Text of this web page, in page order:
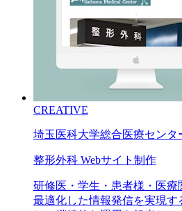
CREATIVE
埼玉医科大学総合医療センタ
整形外科 Webサイト制作
研修医・学生・患者様・医療
最適化した情報発信を実現す